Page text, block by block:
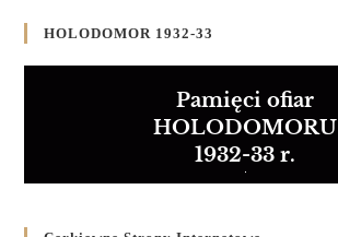
HOLODOMOR 1932-33
Pamięci ofiar
HOLODOMORU
1932-33 r.